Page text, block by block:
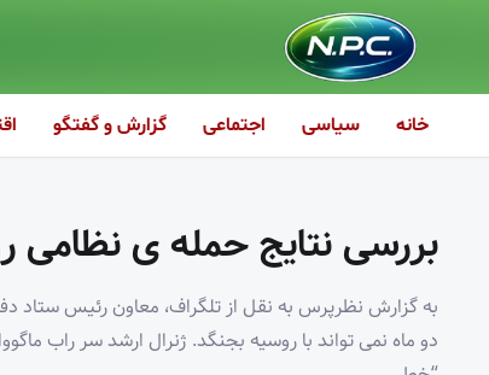
خانه سیاسی اجتماعی گزارش و گفتگو
بررسی نتایج حمله ی نظامی
به گزارش نظرپرس به نقل از تلگراف، معاون رئیس ستاد
دو ماه نمی تواند با روسیه بجنگد. ژنرال ارشد سر راب